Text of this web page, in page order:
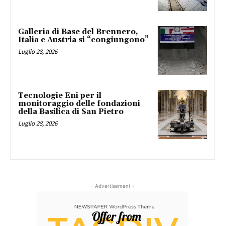
Galleria di Base del Brennero,
Italia e Austria si “congiungono”
Luglio 28, 2026
Tecnologie Eni per il
monitoraggio delle fondazioni
della Basilica di San Pietro
Luglio 28, 2026
- Advertisement -